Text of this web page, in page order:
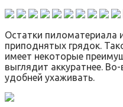
Остатки пиломатериала
приподнятых грядок.
имеет некоторые
выглядит аккуратнее.
удобней ухаживать.